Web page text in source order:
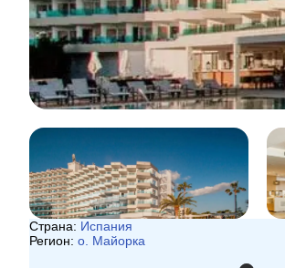
Страна: Испания
Регион: о. Майорка